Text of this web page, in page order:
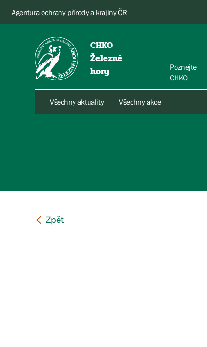
Agentura ochrany přírody a krajiny ČR
CHKO
Železné
hory
Poznejte
CHKO
Všechny aktuality Všechny akce